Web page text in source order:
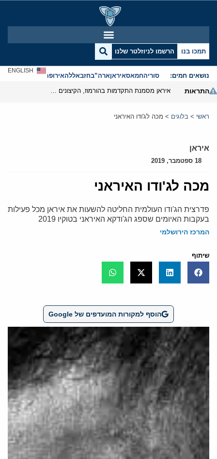
תמכו בנו הרשמו לניוזלטר שלנו
נושאים חמים: סוריהחמאסאיראןארה”בחזבאללהאירופהאנטישמיות
ENGLISH
התראות
ראשי > בלוגים > מכה לג'ודו האיראני
איראן
18 ספטמבר, 2019
מכה לג'ודו האיראני
פדרצית הג'ודו העולמית החליטה להשעות את איראן מכל פעילות
בעקבות האיומים שספג הג'ודקא האיראני בטוקיו 2019
המרכז הירושלמי
שיתוף
הוסף למקורות המועדפים של Google